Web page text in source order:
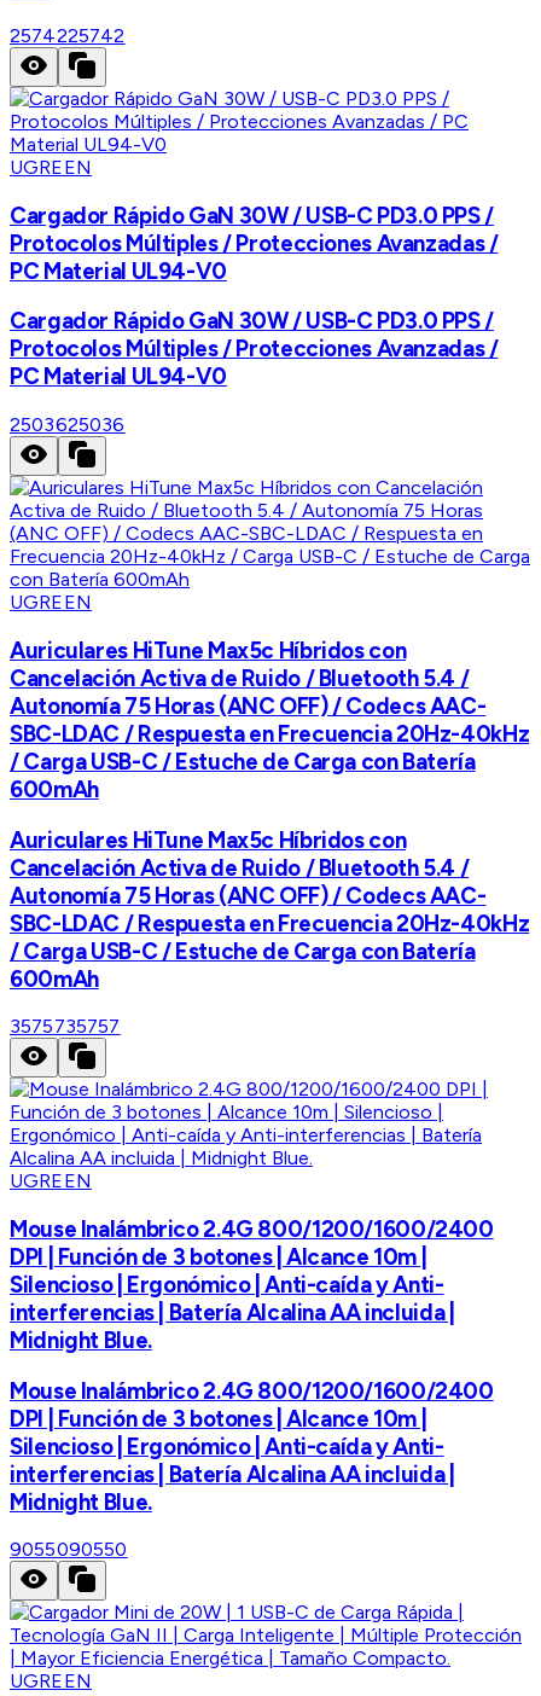
2574225742
UGREEN
Cargador Rápido GaN 30W / USB-C PD3.0 PPS /
Protocolos Múltiples / Protecciones Avanzadas /
PC Material UL94-V0
Cargador Rápido GaN 30W / USB-C PD3.0 PPS /
Protocolos Múltiples / Protecciones Avanzadas /
PC Material UL94-V0
2503625036
UGREEN
Auriculares HiTune Max5c Híbridos con
Cancelación Activa de Ruido / Bluetooth 5.4 /
Autonomía 75 Horas (ANC OFF) / Codecs AAC-
SBC-LDAC / Respuesta en Frecuencia 20Hz-40kHz
/ Carga USB-C / Estuche de Carga con Batería
600mAh
Auriculares HiTune Max5c Híbridos con
Cancelación Activa de Ruido / Bluetooth 5.4 /
Autonomía 75 Horas (ANC OFF) / Codecs AAC-
SBC-LDAC / Respuesta en Frecuencia 20Hz-40kHz
/ Carga USB-C / Estuche de Carga con Batería
600mAh
3575735757
UGREEN
Mouse Inalámbrico 2.4G 800/1200/1600/2400
DPI | Función de 3 botones | Alcance 10m |
Silencioso | Ergonómico | Anti-caída y Anti-
interferencias | Batería Alcalina AA incluida |
Midnight Blue.
Mouse Inalámbrico 2.4G 800/1200/1600/2400
DPI | Función de 3 botones | Alcance 10m |
Silencioso | Ergonómico | Anti-caída y Anti-
interferencias | Batería Alcalina AA incluida |
Midnight Blue.
9055090550
UGREEN